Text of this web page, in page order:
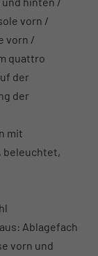
vorn /
vorn /
quattro
der
der
mit
beleuchtet,
Ablagefach
vorn und